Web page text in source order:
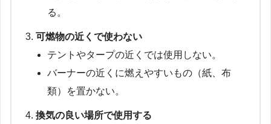
る。
可燃物の近くで使わない
テントやタープの近くでは使用しない。
バーナーの近くに燃えやすいもの（紙、布
類）を置かない。
換気の良い場所で使用する